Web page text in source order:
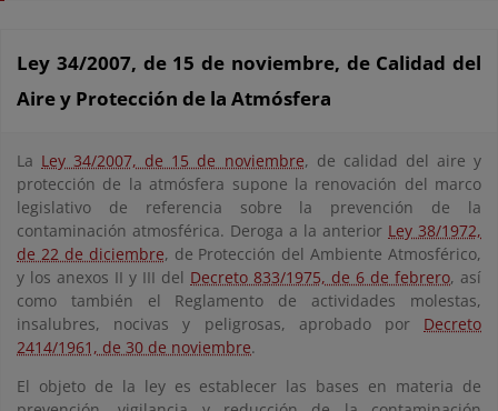
Ley 34/2007, de 15 de noviembre, de Calidad del
Aire y Protección de la Atmósfera
La Ley 34/2007, de 15 de noviembre, de calidad del aire y
protección de la atmósfera supone la renovación del marco
legislativo de referencia sobre la prevención de la
contaminación atmosférica. Deroga a la anterior Ley 38/1972,
de 22 de diciembre, de Protección del Ambiente Atmosférico,
y los anexos II y III del Decreto 833/1975, de 6 de febrero, así
como también el Reglamento de actividades molestas,
insalubres, nocivas y peligrosas, aprobado por Decreto
2414/1961, de 30 de noviembre.
El objeto de la ley es establecer las bases en materia de